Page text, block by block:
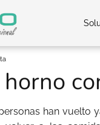
han vuelto